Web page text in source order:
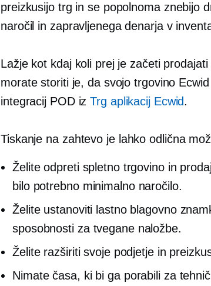
preizkusijo trg in se popolnoma znebijo
naročil in zapravljenega denarja v
Lažje kot kdaj koli prej je začeti
morate storiti je, da svojo trgovino
integracij POD iz Trg aplikacij Ecwid.
Tiskanje na zahtevo je lahko odlična
Želite odpreti spletno trgovino in
bilo potrebno minimalno naročilo.
Želite ustanoviti lastno blagovno
sposobnosti za tvegane naložbe.
Želite razširiti svoje podjetje in
Nimate časa, ki bi ga porabili za